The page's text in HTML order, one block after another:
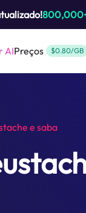
AIPreços $0.80/GB
e saba